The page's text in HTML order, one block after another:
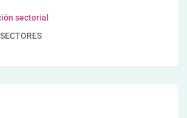
sectorial